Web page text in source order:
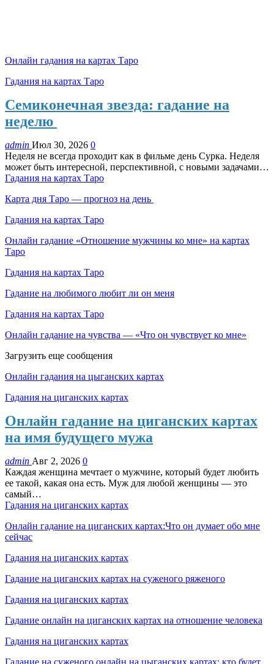
Онлайн гадания на картах Таро
Гадания на картах Таро
Семиконечная звезда: гадание на
неделю
admin Июл 30, 2026 0
Неделя не всегда проходит как в фильме день Сурка. Неделя
может быть интересной, перспективной, с новыми задачами…
Гадания на картах Таро
Карта дня Таро — прогноз на день
Гадания на картах Таро
Онлайн гадание «Отношение мужчины ко мне» на картах
Таро
Гадания на картах Таро
Гадание на любимого любит ли он меня
Гадания на картах Таро
Онлайн гадание на чувства — «Что он чувствует ко мне»
Загрузить еще сообщения
Онлайн гадания на цыганских картах
Гадания на циганских картах
Онлайн гадание на циганских картах
на имя будущего мужа
admin Авг 2, 2026 0
Каждая женщина мечтает о мужчине, который будет любить
ее такой, какая она есть. Муж для любой женщины — это
самый…
Гадания на циганских картах
Онлайн гадание на циганских картах:Что он думает обо мне
сейчас
Гадания на циганских картах
Гадание на циганских картах на суженого ряженого
Гадания на циганских картах
Гадание онлайн на циганских картах на отношение человека
Гадания на циганских картах
Гадание на суженого онлайн на цыганских картах: кто будет